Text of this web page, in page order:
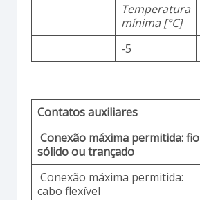
Temperatura
mínima [°C]
-5
Contatos auxiliares
Conexão máxima permitida: fio
sólido ou trançado
Conexão máxima permitida:
cabo flexível